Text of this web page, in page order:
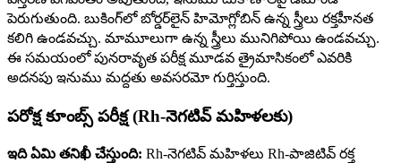
పెరుగుతుంది. బుకింగ్‌లో బోర్డర్‌లైన్ హిమోగ్లోబిన్ ఉన్న స్త్రీలు రక్తహీనత
కలిగి ఉండవచ్చు. మామూలుగా ఉన్న స్త్రీలు మునిగిపోయి ఉండవచ్చు.
ఈ సమయంలో పునరావృత పరీక్ష మూడవ త్రైమాసికంలో ఎవరికి
అదనపు ఇనుము మద్దతు అవసరమో గుర్తిస్తుంది.
పరోక్ష కూంబ్స్ పరీక్ష (Rh-నెగటివ్ మహిళలకు)
ఇది ఏమి తనిఖీ చేస్తుంది: Rh-నెగటివ్ మహిళలు Rh-పాజిటివ్ రక్త